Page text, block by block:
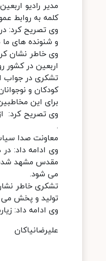
کلمه به روابط عمومی معاونت صدا
وی تصریح کرد:
و شنونده های ما
وی خاطر نشان
اربعین در کشور روی موج5/
تشکری در جواب
کودکان و
برای این
وی تصریح کرد:
.
معاونت صدا
وی ادامه داد:
مقدس مشهد
می شود.
تولید و پخش می
وی ادامه داد:
علیرضانیاکان